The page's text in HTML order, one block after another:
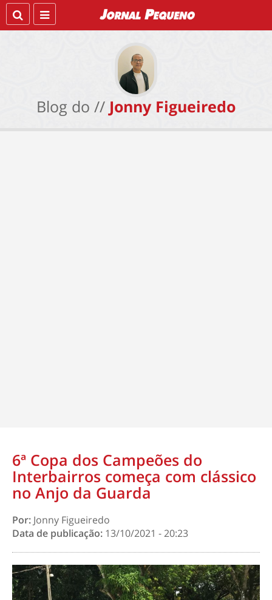
Blog do // Jonny Figueiredo
6ª Copa dos Campeões do
Interbairros começa com clássico
no Anjo da Guarda
Por: Jonny Figueiredo
Data de publicação: 13/10/2021 - 20:23